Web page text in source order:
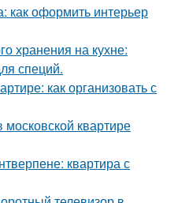
как оформить интерьер
хранения на кухне:
специй.
как организовать с
квартире
квартира с